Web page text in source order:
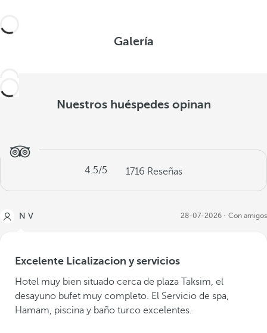
Galería
Nuestros huéspedes opinan
4.5/5 1716 Reseñas
N V 28-07-2026 Con amigos
Excelente Licalizacion y servicios
Hotel muy bien situado cerca de plaza Taksim, el
desayuno bufet muy completo. El Servicio de spa,
Hamam, piscina y baño turco excelentes.